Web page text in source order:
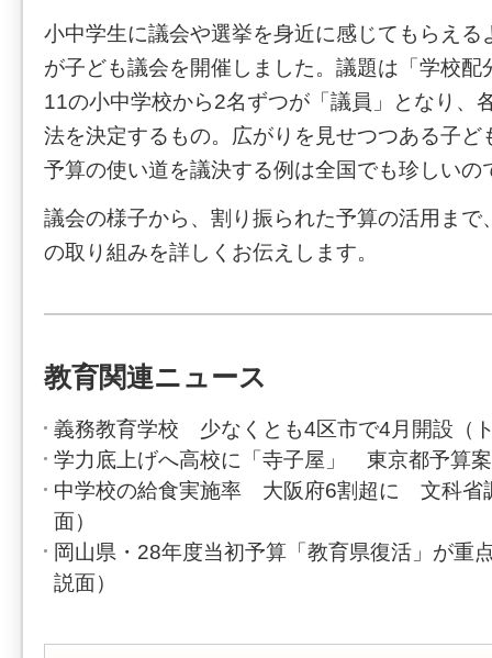
小中学生に議会や選挙を身近に感じてもらえる
が子ども議会を開催しました。議題は「学校配
11の小中学校から2名ずつが「議員」となり、
法を決定するもの。広がりを見せつつある子ど
予算の使い道を議決する例は全国でも珍しいの
議会の様子から、割り振られた予算の活用まで
の取り組みを詳しくお伝えします。
教育関連ニュース
義務教育学校 少なくとも4区市で4月開設（
学力底上げへ高校に「寺子屋」 東京都予算
中学校の給食実施率 大阪府6割超に 文科省
面）
岡山県・28年度当初予算「教育県復活」が重
説面）